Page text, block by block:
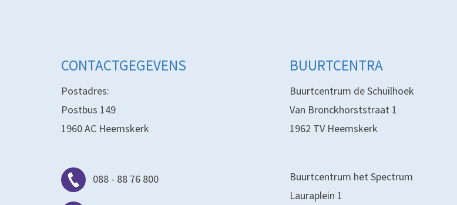
CONTACTGEGEVENS
Postadres:
Postbus 149
1960 AC Heemskerk
088 - 88 76 800
BUURTCENTRA
Buurtcentrum de Schuilhoek
Van Bronckhorststraat 1
1962 TV Heemskerk
Buurtcentrum het Spectrum
Lauraplein 1